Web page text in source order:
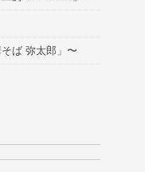
ば 弥太郎」〜